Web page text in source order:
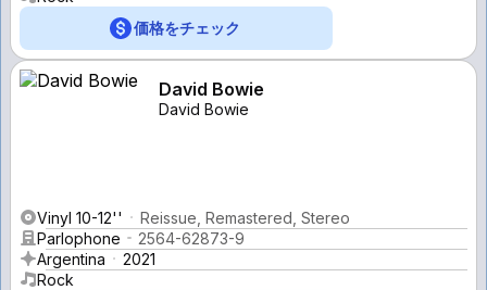
価格をチェック
David Bowie
David Bowie
Vinyl 10-12''
Reissue, Remastered, Stereo
Parlophone
2564-62873-9
Argentina
2021
Rock